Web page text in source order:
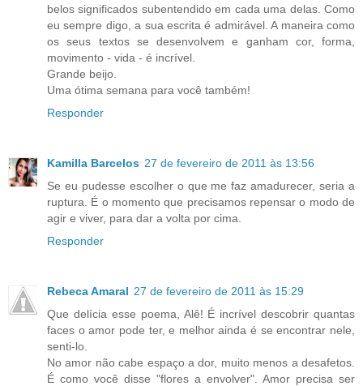
belos significados subentendido em cada uma delas. Como
eu sempre digo, a sua escrita é admirável. A maneira como
os seus textos se desenvolvem e ganham cor, forma,
movimento - vida - é incrível.
Grande beijo.
Uma ótima semana para você também!
Responder
Kamilla Barcelos 27 de fevereiro de 2011 às 13:56
Se eu pudesse escolher o que me faz amadurecer, seria a
ruptura. É o momento que precisamos repensar o modo de
agir e viver, para dar a volta por cima.
Responder
Rebeca Amaral 27 de fevereiro de 2011 às 15:29
Que delícia esse poema, Alê! É incrível descobrir quantas
faces o amor pode ter, e melhor ainda é se encontrar nele,
senti-lo.
No amor não cabe espaço a dor, muito menos a desafetos.
É como você disse "flores a envolver". Amor precisa ser